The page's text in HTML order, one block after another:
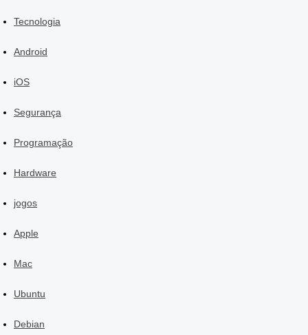
Tecnologia
Android
iOS
Segurança
Programação
Hardware
jogos
Apple
Mac
Ubuntu
Debian